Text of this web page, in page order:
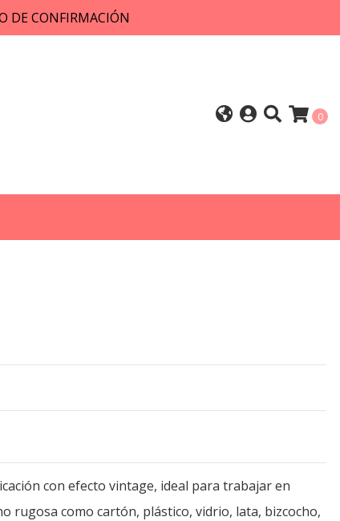
DE CONFIRMACIÓN
0
con efecto vintage, ideal para trabajar en
rugosa como cartón, plástico, vidrio, lata, bizcocho,